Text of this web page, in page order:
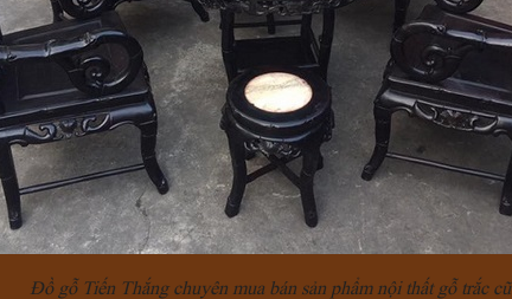
Đồ gỗ Tiến Thắng chuyên mua bán sản phẩm nội thất gỗ trắc cũ